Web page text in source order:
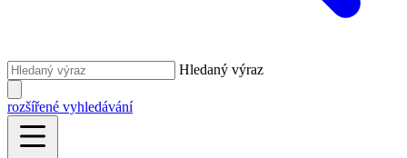
Hledaný výraz
rozšířené vyhledávání